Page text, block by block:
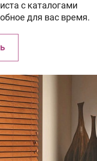
с каталогами
для вас время.